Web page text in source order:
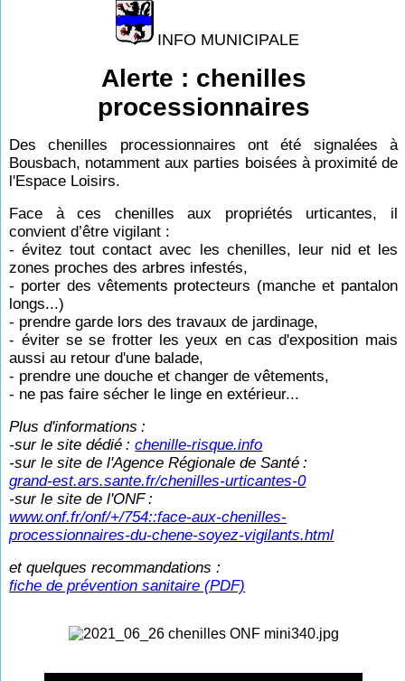
INFO MUNICIPALE
Alerte : chenilles
processionnaires
Des chenilles processionnaires ont été signalées à
Bousbach, notamment aux parties boisées à proximité de
l'Espace Loisirs.
Face à ces chenilles aux propriétés urticantes, il
convient d’être vigilant :
- évitez tout contact avec les chenilles, leur nid et les
zones proches des arbres infestés,
- porter des vêtements protecteurs (manche et pantalon
longs...)
- prendre garde lors des travaux de jardinage,
- éviter se se frotter les yeux en cas d'exposition mais
aussi au retour d'une balade,
- prendre une douche et changer de vêtements,
- ne pas faire sécher le linge en extérieur...
Plus d'informations :
-sur le site dédié :chenille-risque.info
-sur le site de l'Agence Régionale de Santé :
grand-est.ars.sante.fr/chenilles-urticantes-0
-sur le site de l'ONF :
www.onf.fr/onf/+/754::face-aux-chenilles-
processionnaires-du-chene-soyez-vigilants.html
et quelques recommandations :
fiche de prévention sanitaire (PDF)